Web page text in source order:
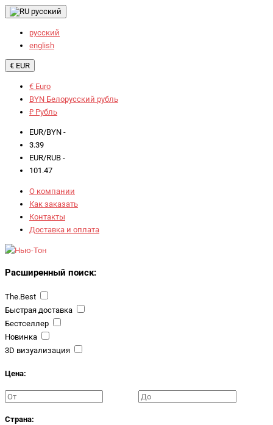
русский
русский
english
€ EUR
€ Euro
BYN Белорусский рубль
₽ Рубль
EUR/BYN -
3.39
EUR/RUB -
101.47
О компании
Как заказать
Контакты
Доставка и оплата
Расширенный поиск:
The.Best
Быстрая доставка
Бестселлер
Новинка
3D визуализация
Цена:
Страна: